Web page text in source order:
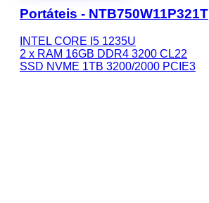
Portáteis - NTB750W11P321T
INTEL CORE I5 1235U
2 x RAM 16GB DDR4 3200 CL22
SSD NVME 1TB 3200/2000 PCIE3